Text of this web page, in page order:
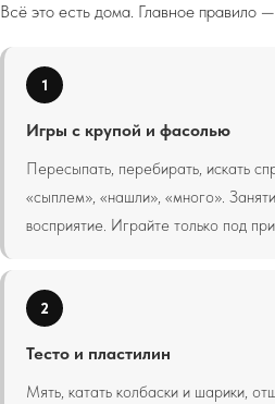
Всё это есть дома. Главное правило
1
Игры с крупой и фасолью
Пересыпать, перебирать, искать
«сыплем», «нашли», «много».
восприятие. Играйте только под
2
Тесто и пластилин
Мять, катать колбаски и шарики,